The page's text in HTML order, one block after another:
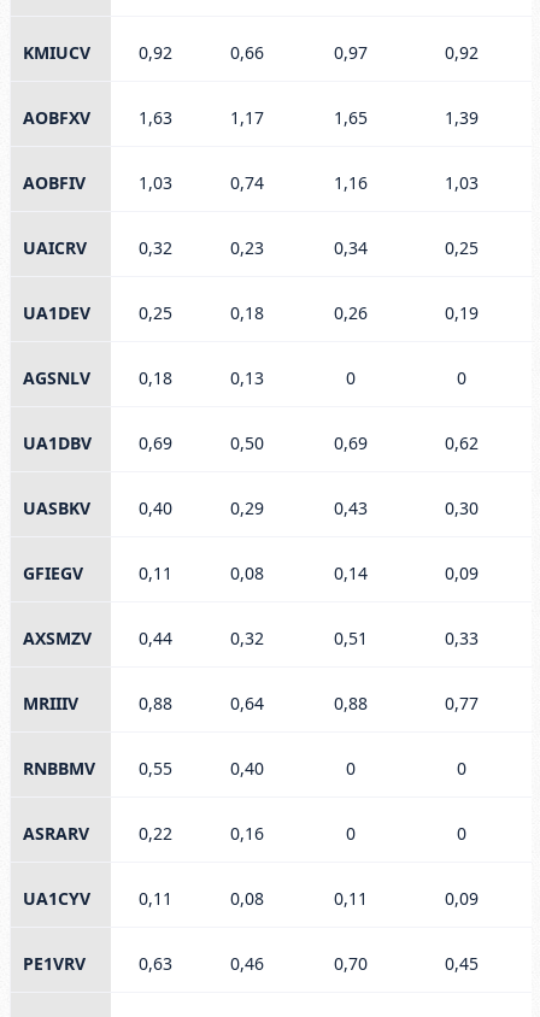
KMIUCV 0,92 0,66 0,97 0,92
AOBFXV 1,63 1,17 1,65 1,39
AOBFIV 1,03 0,74 1,16 1,03
UAICRV 0,32 0,23 0,34 0,25
UA1DEV 0,25 0,18 0,26 0,19
AGSNLV 0,18 0,13 0 0
UA1DBV 0,69 0,50 0,69 0,62
UASBKV 0,40 0,29 0,43 0,30
GFIEGV 0,11 0,08 0,14 0,09
AXSMZV 0,44 0,32 0,51 0,33
MRIIIV 0,88 0,64 0,88 0,77
RNBBMV 0,55 0,40 0 0
ASRARV 0,22 0,16 0 0
UA1CYV 0,11 0,08 0,11 0,09
PE1VRV 0,63 0,46 0,70 0,45